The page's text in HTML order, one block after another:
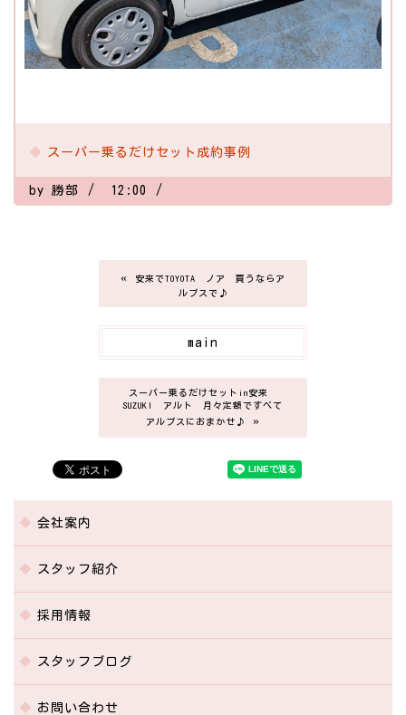
スーパー乗るだけセット成約事例
by 勝部 12:00
«
安来でTOYOTA ノア 買うならア
ルプスで♪
main
スーパー乗るだけセットin安来
SUZUKI アルト 月々定額ですべて
アルプスにおまかせ♪
»
会社案内
スタッフ紹介
採用情報
スタッフブログ
お問い合わせ